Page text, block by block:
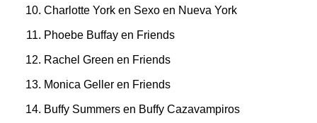
Charlotte York en Sexo en Nueva York
Phoebe Buffay en Friends
Rachel Green en Friends
Monica Geller en Friends
Buffy Summers en Buffy Cazavampiros